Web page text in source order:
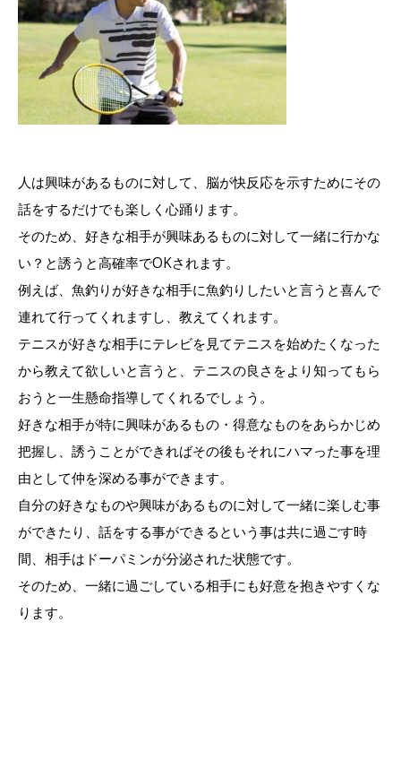
人は興味があるものに対して、脳が快反応を示すためにその
話をするだけでも楽しく心踊ります。
そのため、好きな相手が興味あるものに対して一緒に行かな
い？と誘うと高確率でOKされます。
例えば、魚釣りが好きな相手に魚釣りしたいと言うと喜んで
連れて行ってくれますし、教えてくれます。
テニスが好きな相手にテレビを見てテニスを始めたくなった
から教えて欲しいと言うと、テニスの良さをより知ってもら
おうと一生懸命指導してくれるでしょう。
好きな相手が特に興味があるもの・得意なものをあらかじめ
把握し、誘うことができればその後もそれにハマった事を理
由として仲を深める事ができます。
自分の好きなものや興味があるものに対して一緒に楽しむ事
ができたり、話をする事ができるという事は共に過ごす時
間、相手はドーパミンが分泌された状態です。
そのため、一緒に過ごしている相手にも好意を抱きやすくな
ります。